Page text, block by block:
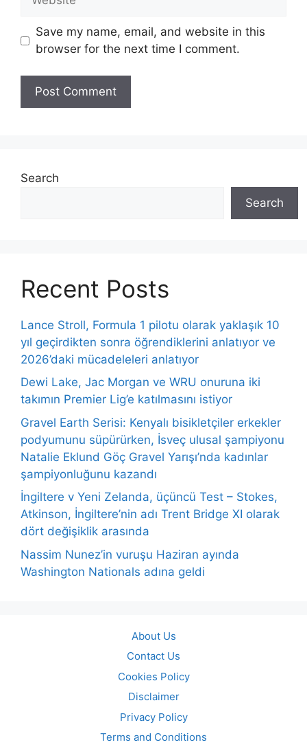
Save my name, email, and website in this
browser for the next time I comment.
Search
Search
Recent Posts
Lance Stroll, Formula 1 pilotu olarak yaklaşık 10
yıl geçirdikten sonra öğrendiklerini anlatıyor ve
2026’daki mücadeleleri anlatıyor
Dewi Lake, Jac Morgan ve WRU onuruna iki
takımın Premier Lig’e katılmasını istiyor
Gravel Earth Serisi: Kenyalı bisikletçiler erkekler
podyumunu süpürürken, İsveç ulusal şampiyonu
Natalie Eklund Göç Gravel Yarışı’nda kadınlar
şampiyonluğunu kazandı
İngiltere v Yeni Zelanda, üçüncü Test – Stokes,
Atkinson, İngiltere’nin adı Trent Bridge XI olarak
dört değişiklik arasında
Nassim Nunez’in vuruşu Haziran ayında
Washington Nationals adına geldi
About Us
Contact Us
Cookies Policy
Disclaimer
Privacy Policy
Terms and Conditions